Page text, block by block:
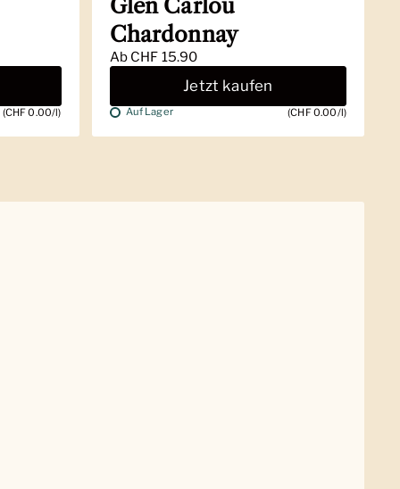
(CHF 0.00/l)
Glen Carlou
Chardonnay
Ab CHF 15.90
Jetzt kaufen
Auf Lager (CHF 0.00/l)